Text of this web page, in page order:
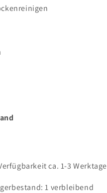
ca. 1-3 Werktage
1 verbleibend